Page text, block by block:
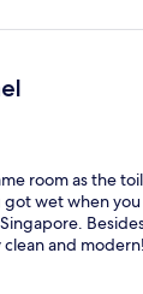
room as the
got wet when
and